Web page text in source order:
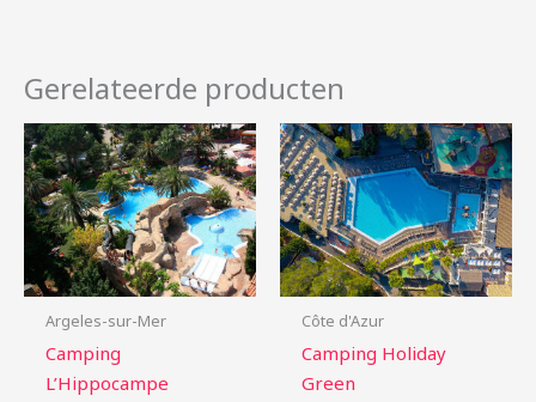
Gerelateerde producten
Argeles-sur-Mer
Camping
L’Hippocampe
Côte d'Azur
Camping Holiday
Green